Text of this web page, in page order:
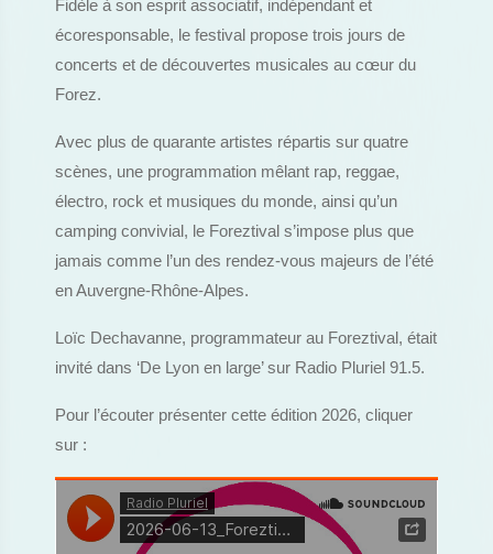
Fidèle à son esprit associatif, indépendant et
écoresponsable, le festival propose trois jours de
concerts et de découvertes musicales au cœur du
Forez.
Avec plus de quarante artistes répartis sur quatre
scènes, une programmation mêlant rap, reggae,
électro, rock et musiques du monde, ainsi qu’un
camping convivial, le Foreztival s’impose plus que
jamais comme l’un des rendez-vous majeurs de l’été
en Auvergne-Rhône-Alpes.
Loïc Dechavanne, programmateur au Foreztival, était
invité dans ‘De Lyon en large’ sur Radio Pluriel 91.5.
Pour l’écouter présenter cette édition 2026, cliquer
sur :